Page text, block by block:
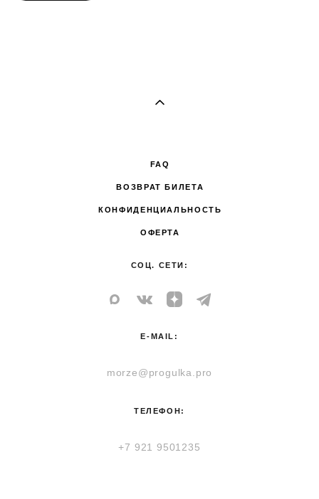
FAQ
ВОЗВРАТ БИЛЕТА
КОНФИДЕНЦИАЛЬНОСТЬ
ОФЕРТА
СОЦ. СЕТИ:
E-MAIL:
morze@progulka.pro
ТЕЛЕФОН:
+7 921 9501235